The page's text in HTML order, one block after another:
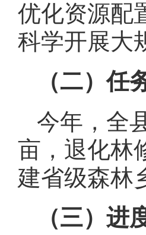
优化资源配
科学开展大
（二）任
今年，全
亩，退化林
建省级森林
（三）进